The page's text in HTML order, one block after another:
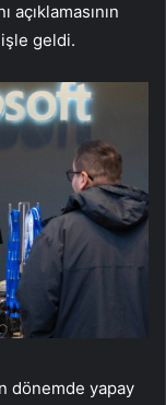
açıklamasının
geldi.
dönemde yapay